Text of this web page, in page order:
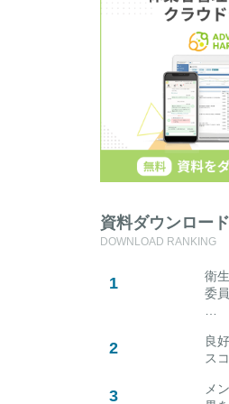
資料ダウンロー
DOWNLOAD RANKING
衛
委
良
ス
メ